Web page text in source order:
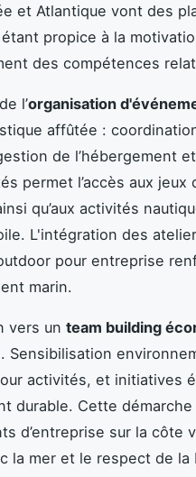
et Atlantique vont des
propice à la
des compétences
l’organisation
affûtée :
de l’hébergement
permet l’accès aux
qu’aux activités
L'intégration des
pour entreprise
marin.
vers un team building
Sensibilisation
activités, et initiatives
durable. Cette
d’entreprise sur la
la mer et le respect de la